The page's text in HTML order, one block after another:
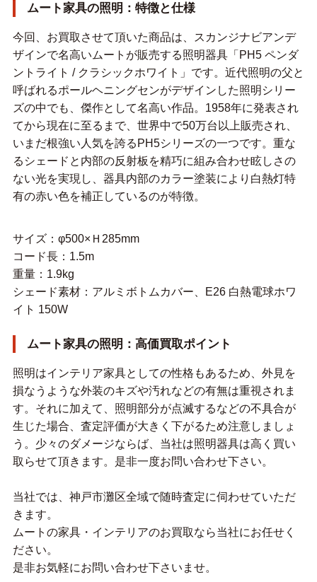
ムート家具の照明：特徴と仕様
今回、お買取させて頂いた商品は、スカンジナビアンデ
ザインで名高いムートが販売する照明器具「PH5 ペンダ
ントライト / クラシックホワイト」です。近代照明の父と
呼ばれるポールヘニングセンがデザインした照明シリー
ズの中でも、傑作として名高い作品。1958年に発表され
てから現在に至るまで、世界中で50万台以上販売され、
いまだ根強い人気を誇るPH5シリーズの一つです。重な
るシェードと内部の反射板を精巧に組み合わせ眩しさの
ない光を実現し、器具内部のカラー塗装により白熱灯特
有の赤い色を補正しているのが特徴。
サイズ：φ500×Ｈ285mm
コード長：1.5m
重量：1.9kg
シェード素材：アルミボトムカバー、E26 白熱電球ホワ
イト 150W
ムート家具の照明：高価買取ポイント
照明はインテリア家具としての性格もあるため、外見を
損なうような外装のキズや汚れなどの有無は重視されま
す。それに加えて、照明部分が点滅するなどの不具合が
生じた場合、査定評価が大きく下がるため注意しましょ
う。少々のダメージならば、当社は照明器具は高く買い
取らせて頂きます。是非一度お問い合わせ下さい。
当社では、神戸市灘区全域で随時査定に伺わせていただ
きます。
ムートの家具・インテリアのお買取なら当社にお任せく
ださい。
是非お気軽にお問い合わせ下さいませ。